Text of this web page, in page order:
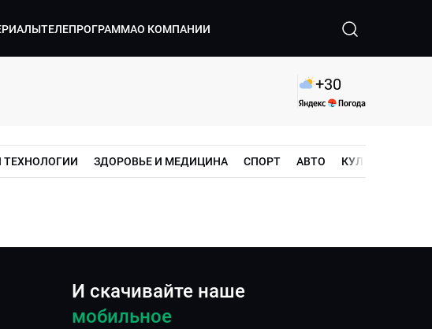
ТЕЛЕПРОГРАММАО КОМПАНИИ
+30
ТЕХНОЛОГИИ ЗДОРОВЬЕ И МЕДИЦИНА СПОРТ АВТО КУЛЬТУРА
И скачивайте наше
мобильное